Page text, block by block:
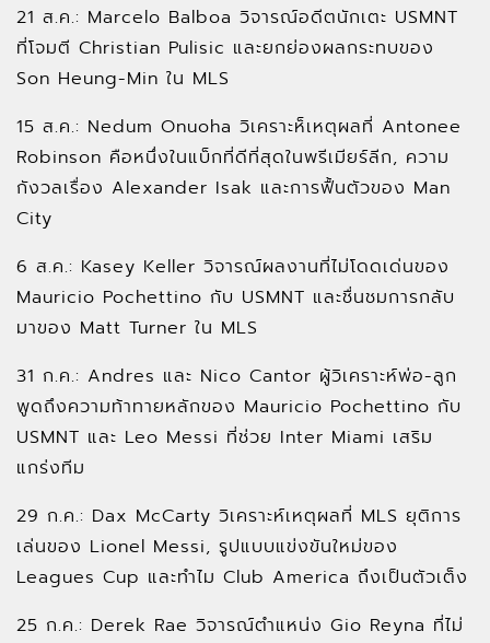
21 ส.ค.: Marcelo Balboa วิจารณ์อดีตนักเตะ USMNT
ที่โจมตี Christian Pulisic และยกย่องผลกระทบของ
Son Heung-Min ใน MLS
15 ส.ค.: Nedum Onuoha วิเคราะห็เหตุผลที่ Antonee
Robinson คือหนึ่งในแบ็กที่ดีที่สุดในพรีเมียร์ลีก, ความ
กังวลเรื่อง Alexander Isak และการฟื้นตัวของ Man
City
6 ส.ค.: Kasey Keller วิจารณ์ผลงานที่ไม่โดดเด่นของ
Mauricio Pochettino กับ USMNT และชื่นชมการกลับ
มาของ Matt Turner ใน MLS
31 ก.ค.: Andres และ Nico Cantor ผู้วิเคราะห์พ่อ-ลูก
พูดถึงความท้าทายหลักของ Mauricio Pochettino กับ
USMNT และ Leo Messi ที่ช่วย Inter Miami เสริม
แกร่งทีม
29 ก.ค.: Dax McCarty วิเคราะห์เหตุผลที่ MLS ยุติการ
เล่นของ Lionel Messi, รูปแบบแข่งขันใหม่ของ
Leagues Cup และทำไม Club America ถึงเป็นตัวเต็ง
25 ก.ค.: Derek Rae วิจารณ์ตำแหน่ง Gio Reyna ที่ไม่